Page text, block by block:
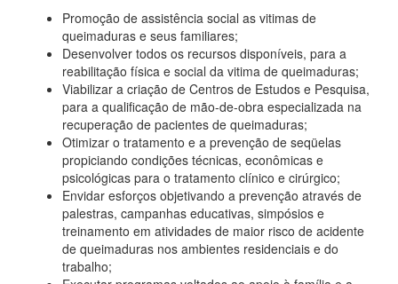
Promoção de assistência social as vitimas de
queimaduras e seus familiares;
Desenvolver todos os recursos disponíveis, para a
reabilitação física e social da vitima de queimaduras;
Viabilizar a criação de Centros de Estudos e Pesquisa,
para a qualificação de mão-de-obra especializada na
recuperação de pacientes de queimaduras;
Otimizar o tratamento e a prevenção de seqüelas
propiciando condições técnicas, econômicas e
psicológicas para o tratamento clínico e cirúrgico;
Envidar esforços objetivando a prevenção através de
palestras, campanhas educativas, simpósios e
treinamento em atividades de maior risco de acidente
de queimaduras nos ambientes residenciais e do
trabalho;